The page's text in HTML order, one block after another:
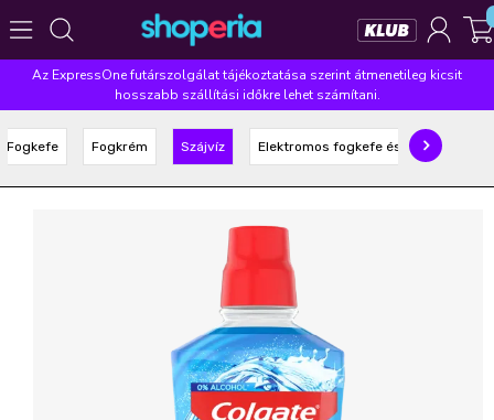
Népszerű kategóriák
Szépségápolás Élelmiszer Mosás Mosogatás
Takarítás Baba-mama Háztartás
Violeta Coccolino
lenor finish pampers
Az ExpressOne futárszolgálat tájékoztatása szerint átmenetileg kicsit
hosszabb szállítási időkre lehet számítani.
Fogkefe Fogkrém Szájvíz Elektromos fogkefe és kiegészítők